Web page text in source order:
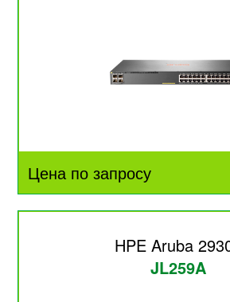
Цена по запросу
HPE Aruba
JL259A